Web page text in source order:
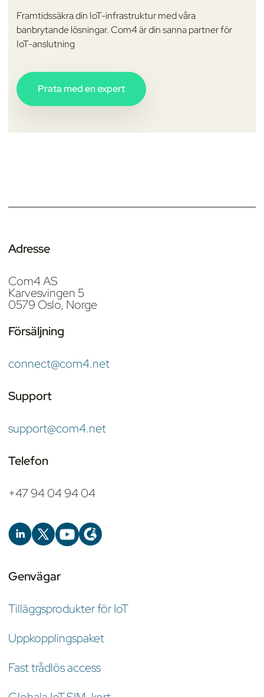
Framtidssäkra din IoT-infrastruktur med våra
banbrytande lösningar. Com4 är din sanna partner för
IoT-anslutning
Prata med en expert
Adresse
Com4 AS
Karvesvingen 5
0579 Oslo, Norge
Försäljning
connect@com4.net
Support
support@com4.net
Telefon
+47 94 04 94 04
Genvägar
Tilläggsprodukter för IoT
Uppkopplingspaket
Fast trådlös access